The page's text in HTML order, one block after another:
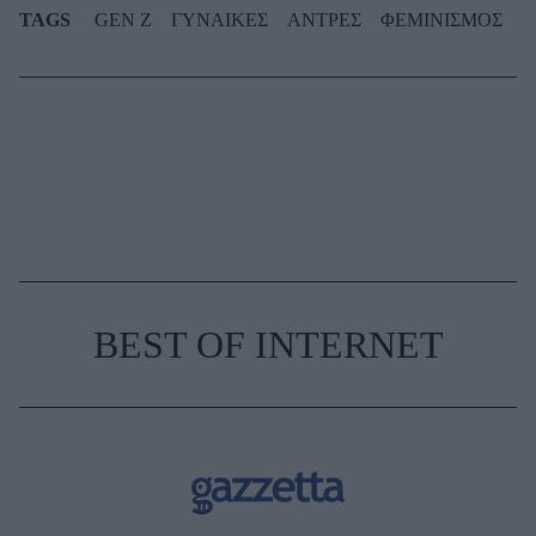
TAGS GEN Z ΓΥΝΑΙΚΕΣ ΑΝΤΡΕΣ ΦΕΜΙΝΙΣΜΟΣ
BEST OF INTERNET